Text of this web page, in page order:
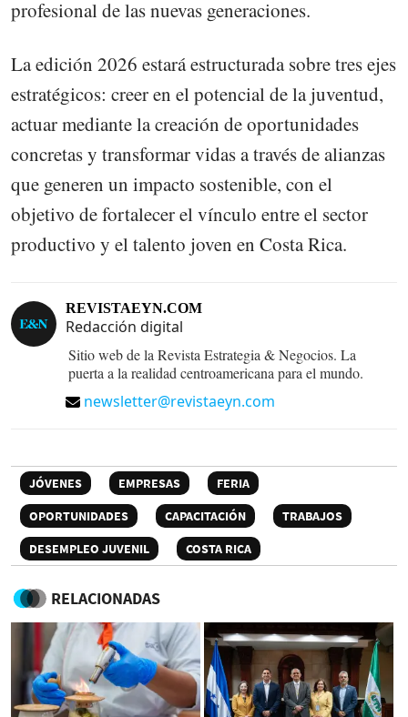
profesional de las nuevas generaciones.
La edición 2026 estará estructurada sobre tres ejes
estratégicos: creer en el potencial de la juventud,
actuar mediante la creación de oportunidades
concretas y transformar vidas a través de alianzas
que generen un impacto sostenible, con el
objetivo de fortalecer el vínculo entre el sector
productivo y el talento joven en Costa Rica.
REVISTAEYN.COM
Redacción digital
Sitio web de la Revista Estrategia & Negocios. La
puerta a la realidad centroamericana para el mundo.
newsletter@revistaeyn.com
JÓVENES EMPRESAS
FERIA
OPORTUNIDADES
CAPACITACIÓN
TRABAJOS
DESEMPLEO JUVENIL
COSTA RICA
RELACIONADAS